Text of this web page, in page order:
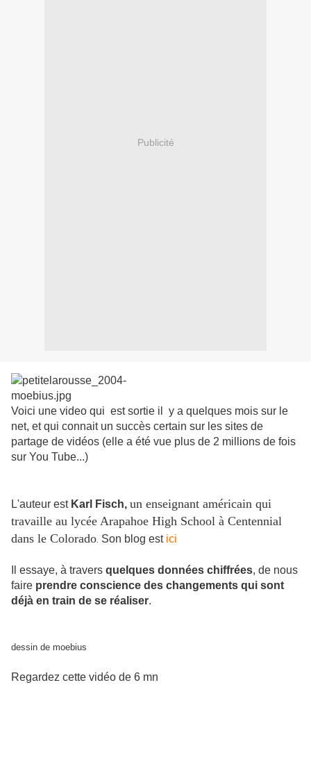
Publicité
Voici une video qui est sortie il y a quelques mois sur le
net, et qui connait un succès certain sur les sites de
partage de vidéos (elle a été vue plus de 2 millions de fois
sur You Tube...)
L'auteur est Karl Fisch, un enseignant américain qui
travaille au lycée Arapahoe High School à Centennial
dans le Colorado Son blog est ici
Il essaye, à travers quelques données chiffrées, de nous
faire prendre conscience des changements qui sont
déjà en train de se réaliser.
dessin de moebius
Regardez cette vidéo de 6 mn